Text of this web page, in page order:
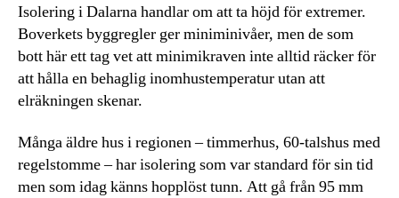
Isolering i Dalarna handlar om att ta höjd för extremer.
Boverkets byggregler ger miniminivåer, men de som
bott här ett tag vet att minimikraven inte alltid räcker för
att hålla en behaglig inomhustemperatur utan att
elräkningen skenar.
Många äldre hus i regionen – timmerhus, 60-talshus med
regelstomme – har isolering som var standard för sin tid
men som idag känns hopplöst tunn. Att gå från 95 mm